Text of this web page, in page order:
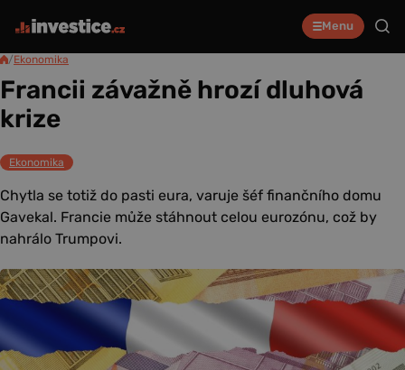
Menu
/Ekonomika
Francii závažně hrozí dluhová
krize
Ekonomika
Chytla se totiž do pasti eura, varuje šéf finančního domu
Gavekal. Francie může stáhnout celou eurozónu, což by
nahrálo Trumpovi.